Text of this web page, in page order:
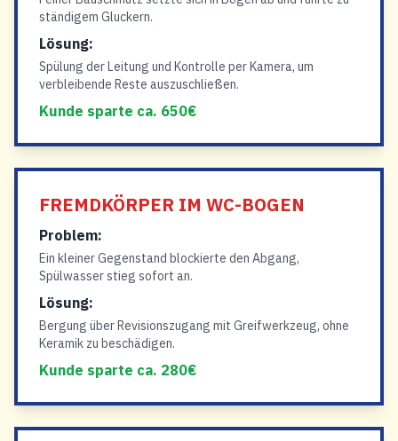
ständigem Gluckern.
Lösung:
Spülung der Leitung und Kontrolle per Kamera, um
verbleibende Reste auszuschließen.
Kunde sparte ca. 650€
FREMDKÖRPER IM WC-BOGEN
Problem:
Ein kleiner Gegenstand blockierte den Abgang,
Spülwasser stieg sofort an.
Lösung:
Bergung über Revisionszugang mit Greifwerkzeug, ohne
Keramik zu beschädigen.
Kunde sparte ca. 280€